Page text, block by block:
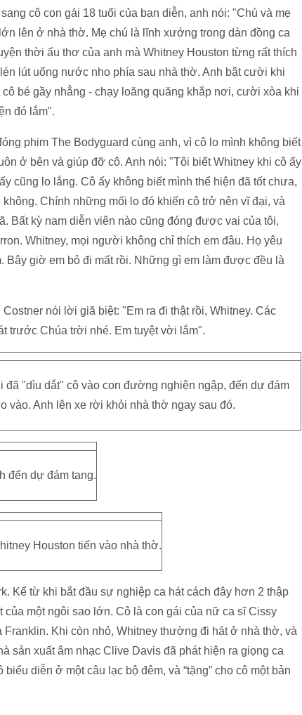
cô con gái 18 tuổi của bạn diễn, anh nói: "Chú và mẹ
lên ở nhà thờ. Mẹ chú là lĩnh xướng trong dàn đồng ca
thời ấu thơ của anh mà Whitney Houston từng rất thích
lút uống nước nho phía sau nhà thờ. Anh bật cười khi
bé gầy nhẳng - chạy loăng quăng khắp nơi, cười xòa khi
đó lắm".
phim The Bodyguard cùng anh, vì cô lo mình không biết
ở bên và giúp đỡ cô. Anh nói: "Tôi biết Whitney khi cô ấy
cũng lo lắng. Cô ấy không biết mình thể hiện đã tốt chưa,
Chính những mối lo đó khiến cô trở nên vĩ đại, và
Bất kỳ nam diễn viên nào cũng đóng được vai của tôi,
Whitney, mọi người không chỉ thích em đâu. Họ yêu
Bây giờ em bỏ đi mất rồi. Những gì em làm được đều là
nói lời giã biệt: "Em ra đi thật rồi, Whitney. Các
trước Chúa trời nhé. Em tuyệt vời lắm".
đã "dìu dắt" cô vào con đường nghiện ngập, đến dự đám
vào. Anh lên xe rời khỏi nhà thờ ngay sau đó.
đến dự đám tang.
Houston tiến vào nhà thờ.
Kể từ khi bắt đầu sự nghiệp ca hát cách đây hơn 2 thập
của một ngôi sao lớn. Cô là con gái của nữ ca sĩ Cissy
Franklin. Khi còn nhỏ, Whitney thường đi hát ở nhà thờ, và
sản xuất âm nhạc Clive Davis đã phát hiện ra giọng ca
diễn ở một câu lạc bộ đêm, và “tặng” cho cô một bản